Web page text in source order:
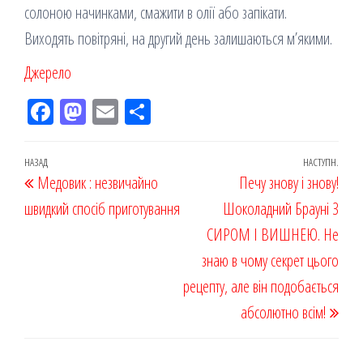
солоною начинками, смажити в олії або запікати.
Виходять повітряні, на другий день залишаються м’якими.
Джерело
Fac
k
M
on
Em
ис
я
Навігація
записів
Попередній
запис
НАЗАД
Медовик : незвичайно
швидкий спосіб приготування
НАСТУПН.
Печу знову і знову!
Шоколадний Брауні З
СИРОМ І ВИШНЕЮ. Не
знаю в чому секрет цього
рецепту, але він подобається
абсолютно всім!